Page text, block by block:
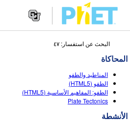
Search
the
PhET
Website
Navigation
تقنيات المحاكاة
All Sims
الفيزياء
STUDIO
About Studio
TEACHING
البحث عن استفسار: ٤٧
المحاكاة
المناطيد والطفو
الطفو (HTML5)
الطفو: المفاهيم الأساسية (HTML5)
Plate Tectonics
الأنشطة